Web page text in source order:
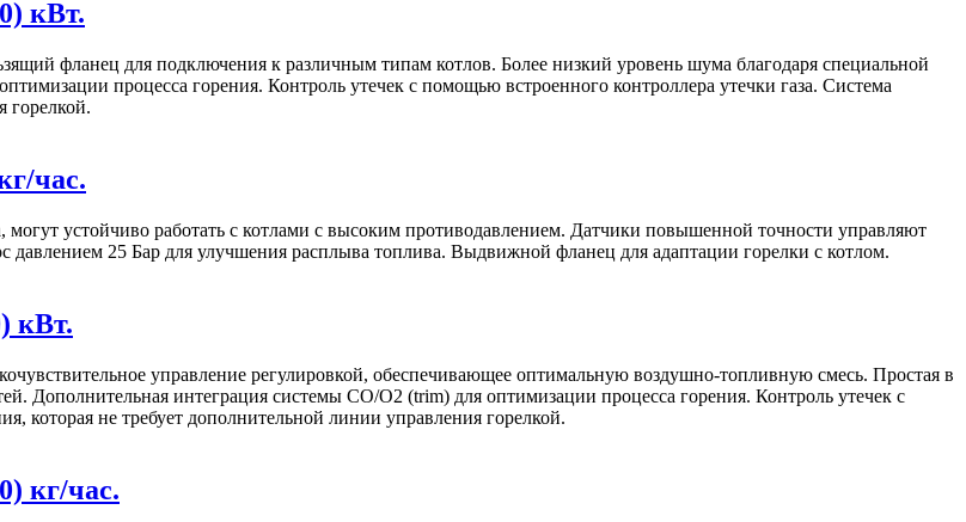
кВт.
фланец для подключения к различным типам котлов. Более низкий уровень шума благодаря специальной
процесса горения. Контроль утечек с помощью встроенного контроллера утечки газа. Система
горелкой.
час.
могут устойчиво работать с котлами с высоким противодавлением. Датчики повышенной точности управляют
давлением 25 Бар для улучшения расплыва топлива. Выдвижной фланец для адаптации горелки с котлом.
кВт.
управление регулировкой, обеспечивающее оптимальную воздушно-топливную смесь. Простая в
Дополнительная интеграция системы CO/O2 (trim) для оптимизации процесса горения. Контроль утечек с
которая не требует дополнительной линии управления горелкой.
кг/час.